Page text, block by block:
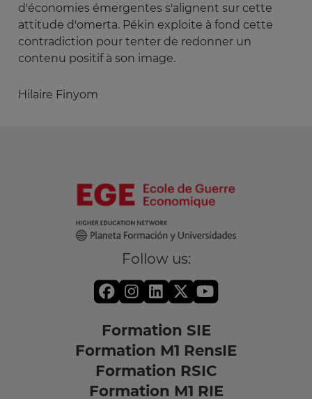
d'économies émergentes s'alignent sur cette
attitude d'omerta. Pékin exploite à fond cette
contradiction pour tenter de redonner un
contenu positif à son image.
Hilaire Finyom
Follow us:
Formation SIE
Formation M1 RensIE
Formation RSIC
Formation M1 RIE